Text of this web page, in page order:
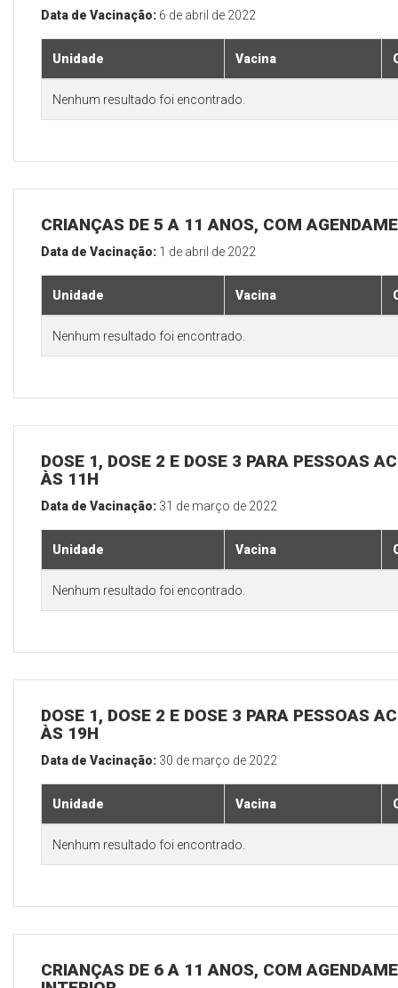
Data de Vacinação: 6 de abril de 2022
Unidade Vacina
Nenhum resultado foi encontrado.
CRIANÇAS DE 5 A 11 ANOS, COM
Data de Vacinação: 1 de abril de 2022
Unidade Vacina
Nenhum resultado foi encontrado.
DOSE 1, DOSE 2 E DOSE 3 PARA PESSOAS
ÀS 11H
Data de Vacinação: 31 de março de 2022
Unidade Vacina
Nenhum resultado foi encontrado.
DOSE 1, DOSE 2 E DOSE 3 PARA PESSOAS
ÀS 19H
Data de Vacinação: 30 de março de 2022
Unidade Vacina
Nenhum resultado foi encontrado.
CRIANÇAS DE 6 A 11 ANOS, COM